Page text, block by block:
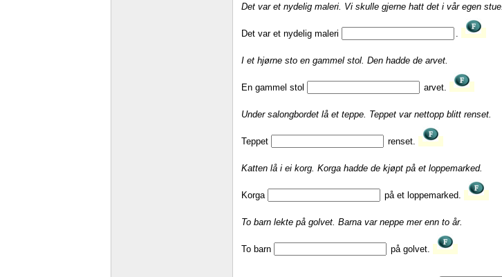
Det var et nydelig maleri. Vi skulle gjerne hatt det i vår egen stue.
Det var et nydelig maleri
I et hjørne sto en gammel stol. Den hadde de arvet.
En gammel stol arvet.
Under salongbordet lå et teppe. Teppet var nettopp blitt renset.
Teppet renset.
Katten lå i ei korg. Korga hadde de kjøpt på et loppemarked.
Korga på et loppemarked.
To barn lekte på golvet. Barna var neppe mer enn to år.
To barn på golvet.